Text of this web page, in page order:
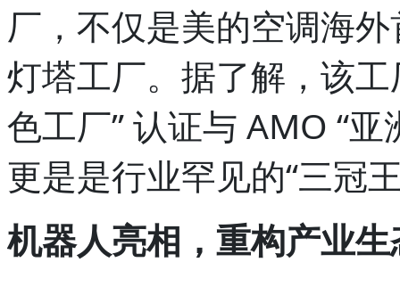
厂，不仅是美的空调海
灯塔工厂。据了解，该
色工厂” 认证与 AMO “
更是是行业罕见的“三冠
机器人亮相，重构产业